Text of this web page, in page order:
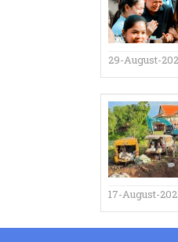
29-August-
17-August-